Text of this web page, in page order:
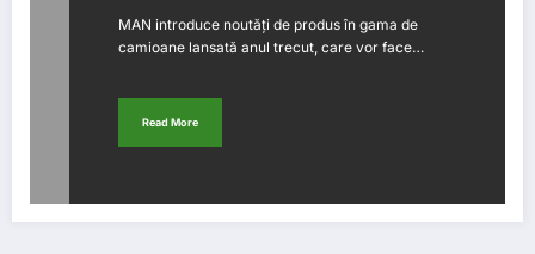
MAN introduce noutăți de produs în gama de
camioane lansată anul trecut, care vor face…
Read More